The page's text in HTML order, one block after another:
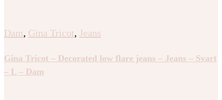
Dam, Gina Tricot, Jeans
Gina Tricot – Decorated low flare jeans – Jeans – Svart
– L – Dam